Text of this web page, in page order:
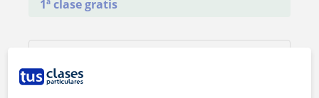
1ª clase gratis